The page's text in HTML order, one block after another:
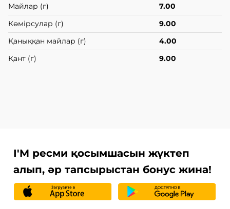
Майлар (г)
7.00
Көмірсулар (г)
9.00
Қаныққан майлар (г)
4.00
Қант (г)
9.00
I'M ресми қосымшасын жүктеп
алып, әр тапсырыстан бонус жина!